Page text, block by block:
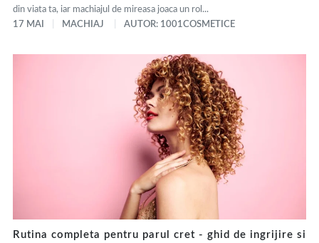
din viata ta, iar machiajul de mireasa joaca un rol...
17 MAI
MACHIAJ AUTOR: 1001COSMETICE
Rutina completa pentru parul cret - ghid de ingrijire si